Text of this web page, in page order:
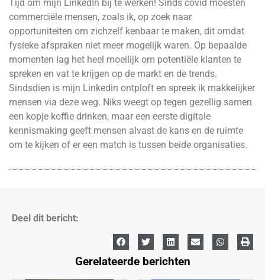
Tijd om mijn LinkedIn bij te werken! Sinds covid moesten
commerciële mensen, zoals ik, op zoek naar
opportuniteiten om zichzelf kenbaar te maken, dit omdat
fysieke afspraken niet meer mogelijk waren. Op bepaalde
momenten lag het heel moeilijk om potentiële klanten te
spreken en vat te krijgen op de markt en de trends.
Sindsdien is mijn Linkedin ontploft en spreek ik makkelijker
mensen via deze weg. Niks weegt op tegen gezellig samen
een kopje koffie drinken, maar een eerste digitale
kennismaking geeft mensen alvast de kans en de ruimte
om te kijken of er een match is tussen beide organisaties.
Deel dit bericht:
Gerelateerde berichten